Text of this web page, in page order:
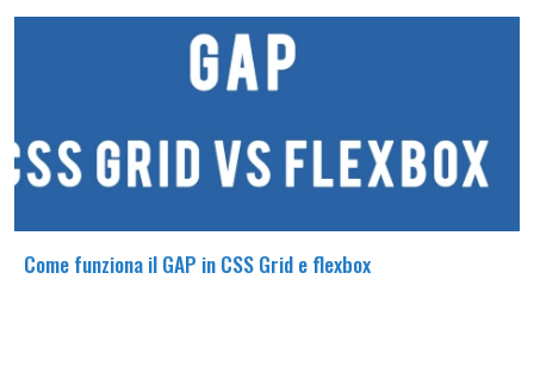
Come funziona il GAP in CSS Grid e flexbox